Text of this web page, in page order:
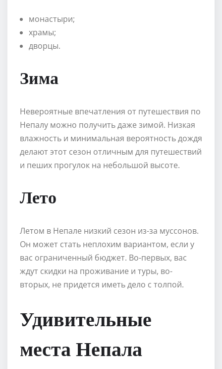
монастыри;
храмы;
дворцы.
Зима
Невероятные впечатления от путешествия по
Непалу можно получить даже зимой. Низкая
влажность и минимальная вероятность дождя
делают этот сезон отличным для путешествий
и пеших прогулок на небольшой высоте.
Лето
Летом в Непале низкий сезон из-за муссонов.
Он может стать неплохим вариантом, если у
вас ограниченный бюджет. Во-первых, вас
ждут скидки на проживание и туры, во-
вторых, не придется иметь дело с толпой.
Удивительные
места Непала